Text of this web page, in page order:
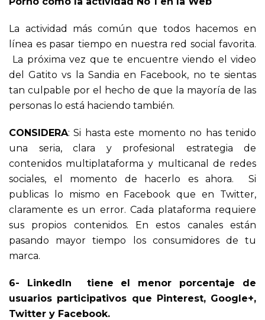
La actividad más común que todos hacemos en
línea es pasar tiempo en nuestra red social favorita.
La próxima vez que te encuentre viendo el video
del Gatito vs la Sandia en Facebook, no te sientas
tan culpable por el hecho de que la mayoría de las
personas lo está haciendo también.
CONSIDERA: Si hasta este momento no has tenido
una seria, clara y profesional estrategia de
contenidos multiplataforma y multicanal de redes
sociales, el momento de hacerlo es ahora. Si
publicas lo mismo en Facebook que en Twitter,
claramente es un error. Cada plataforma requiere
sus propios contenidos. En estos canales están
pasando mayor tiempo los consumidores de tu
marca.
6- LinkedIn tiene el menor porcentaje de
usuarios participativos que Pinterest, Google+,
Twitter y Facebook.